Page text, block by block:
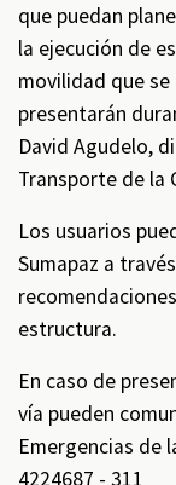
que puedan
la ejecución de
movilidad que se
presentarán
David Agudelo,
Transporte de la
Los usuarios
Sumapaz a
estructura.
En caso de
vía pueden
Emergencias de
4224687 - 311